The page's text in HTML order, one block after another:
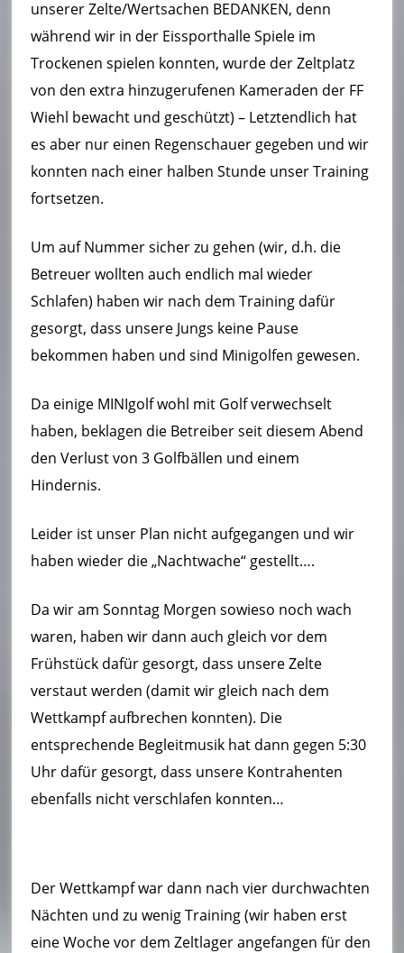
unserer Zelte/Wertsachen BEDANKEN, denn
während wir in der Eissporthalle Spiele im
Trockenen spielen konnten, wurde der Zeltplatz
von den extra hinzugerufenen Kameraden der FF
Wiehl bewacht und geschützt) – Letztendlich hat
es aber nur einen Regenschauer gegeben und wir
konnten nach einer halben Stunde unser Training
fortsetzen.
Um auf Nummer sicher zu gehen (wir, d.h. die
Betreuer wollten auch endlich mal wieder
Schlafen) haben wir nach dem Training dafür
gesorgt, dass unsere Jungs keine Pause
bekommen haben und sind Minigolfen gewesen.
Da einige MINIgolf wohl mit Golf verwechselt
haben, beklagen die Betreiber seit diesem Abend
den Verlust von 3 Golfbällen und einem
Hindernis.
Leider ist unser Plan nicht aufgegangen und wir
haben wieder die „Nachtwache“ gestellt….
Da wir am Sonntag Morgen sowieso noch wach
waren, haben wir dann auch gleich vor dem
Frühstück dafür gesorgt, dass unsere Zelte
verstaut werden (damit wir gleich nach dem
Wettkampf aufbrechen konnten). Die
entsprechende Begleitmusik hat dann gegen 5:30
Uhr dafür gesorgt, dass unsere Kontrahenten
ebenfalls nicht verschlafen konnten…
Der Wettkampf war dann nach vier durchwachten
Nächten und zu wenig Training (wir haben erst
eine Woche vor dem Zeltlager angefangen für den